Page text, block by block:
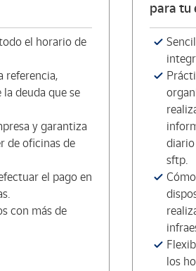
el horario de
referencia,
deuda que se
y garantiza
de oficinas de
el pago en
con más de
para tu
sftp.
los